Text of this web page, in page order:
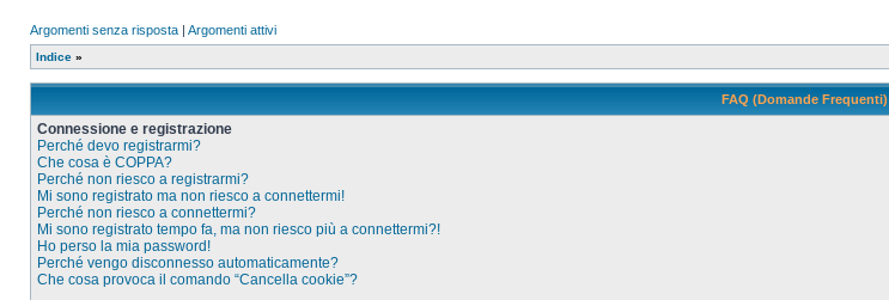
Argomenti senza risposta | Argomenti attivi
Indice »
FAQ (Domande Frequenti)
Connessione e registrazione
Perché devo registrarmi?
Che cosa è COPPA?
Perché non riesco a registrarmi?
Mi sono registrato ma non riesco a connettermi!
Perché non riesco a connettermi?
Mi sono registrato tempo fa, ma non riesco più a connettermi?!
Ho perso la mia password!
Perché vengo disconnesso automaticamente?
Che cosa provoca il comando “Cancella cookie”?